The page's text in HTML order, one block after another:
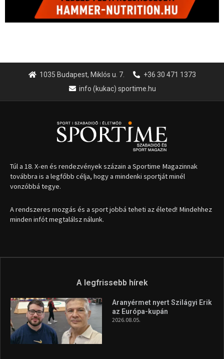
1035 Budapest, Miklós u. 7.
+36 30 471 1373
info (kukac) sportime.hu
Túl a 18. X-en és rendezvények százain a Sportime Magazinnak
továbbra is a legfőbb célja, hogy a mindenki sportját minél
vonzóbbá tegye.
A rendszeres mozgás és a sport jobbá teheti az életed! Mindehhez
minden infót megtalálsz nálunk.
A legfrissebb hírek
Aranyérmet nyert Szilágyi Erik
az Európa-kupán
2026.08.05.